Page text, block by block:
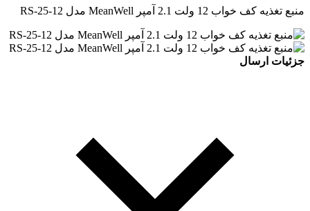
منبع تغذیه کف خواب 12 ولت 2.1 آمپر MeanWell مدل RS-25-12
جزئیات ارسال